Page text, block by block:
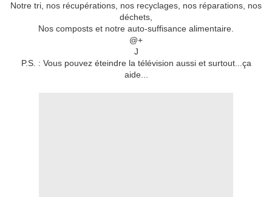
Notre tri, nos récupérations, nos recyclages, nos réparations, nos
déchets,
Nos composts et notre auto-suffisance alimentaire.
@+
J
P.S. : Vous pouvez éteindre la télévision aussi et surtout...ça
aide...